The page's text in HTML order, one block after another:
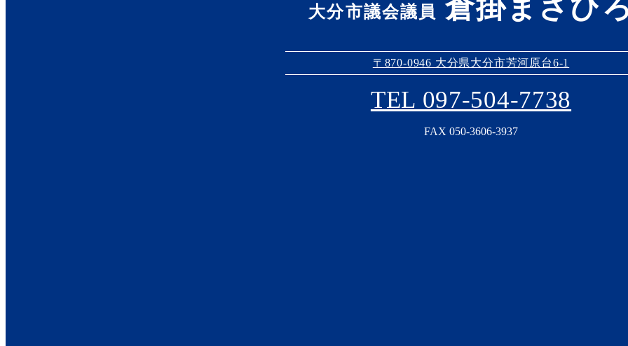
大分市議会議員 倉掛まさひ
〒870-0946 大分県大分市芳河原台6-1
TEL 097-504-7738
FAX 050-3606-3937